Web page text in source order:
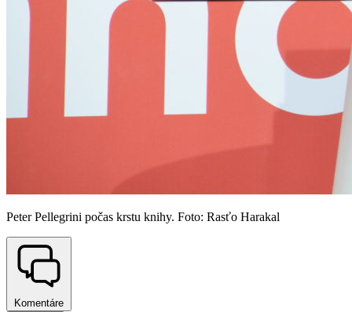
Peter Pellegrini počas krstu knihy. Foto: Rasťo Harakal
Komentáre